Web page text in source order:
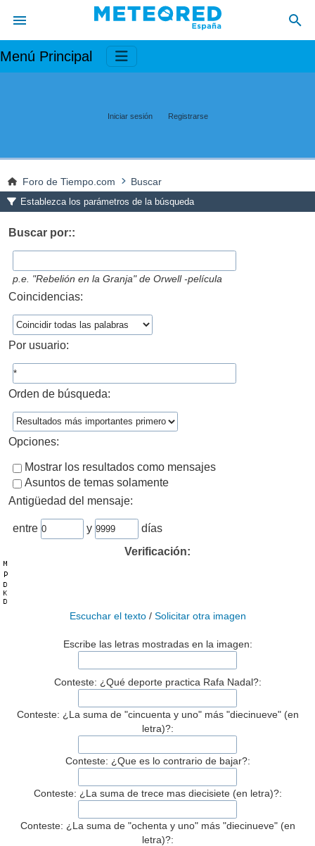
Menú Principal
Iniciar sesión Registrarse
Foro de Tiempo.com Buscar
Establezca los parámetros de la búsqueda
Buscar por::
p.e. "Rebelión en la Granja" de Orwell -película
Coincidencias:
Por usuario:
Orden de búsqueda:
Opciones:
Mostrar los resultados como mensajes
Asuntos de temas solamente
Antigüedad del mensaje:
entre y
días
Verificación:
Escuchar el texto/ Solicitar otra imagen
Escribe las letras mostradas en la imagen:
Conteste: ¿Qué deporte practica Rafa Nadal?:
Conteste: ¿La suma de "cincuenta y uno" más "diecinueve" (en
letra)?:
Conteste: ¿Que es lo contrario de bajar?:
Conteste: ¿La suma de trece mas diecisiete (en letra)?:
Conteste: ¿La suma de "ochenta y uno" más "diecinueve" (en
letra)?: